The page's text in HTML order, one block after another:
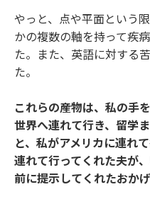
やっと、点や平面という
かの複数の軸を持って疾
た。また、英語に対する
た。
これらの産物は、私の手
世界へ連れて行き、留学
と、私がアメリカに連れ
連れて行ってくれた夫が
前に提示してくれたおかげ